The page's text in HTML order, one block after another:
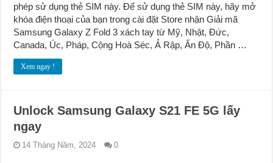
phép sử dụng thẻ SIM này. Để sử dụng thẻ SIM này, hãy mở
khóa điện thoại của bạn trong cài đặt Store nhận Giải mã
Samsung Galaxy Z Fold 3 xách tay từ Mỹ, Nhật, Đức,
Canada, Úc, Pháp, Cộng Hoà Séc, Ả Rập, Ấn Độ, Phần …
Xem ngay !
Unlock Samsung Galaxy S21 FE 5G lấy
ngay
14 Tháng Năm, 2024 0